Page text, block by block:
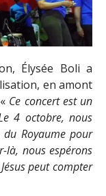
Élysée Boli a
en amont
Ce concert est un
4 octobre, nous
Royaume pour
là, nous espérons
peut compter